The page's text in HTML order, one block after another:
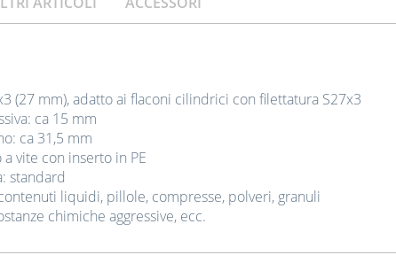
(27 mm), adatto ai flaconi cilindrici con filettatura S27x3
ca 15 mm
ca 31,5 mm
vite con inserto in PE
standard
liquidi, pillole, compresse, polveri, granuli
chimiche aggressive, ecc.